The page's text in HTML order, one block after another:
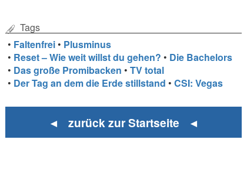
Tags
• Faltenfrei • Plusminus
• Reset – Wie weit willst du gehen? • Die Bachelors
• Das große Promibacken •TV total
• Der Tag an dem die Erde stillstand •CSI: Vegas
◄ zurück zur Startseite ◄